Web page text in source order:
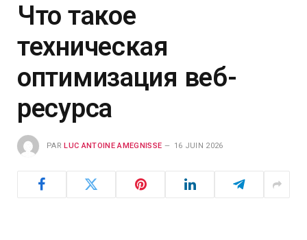
Что такое
техническая
оптимизация веб-
ресурса
PAR LUC ANTOINE AMEGNISSE 16 JUIN 2026